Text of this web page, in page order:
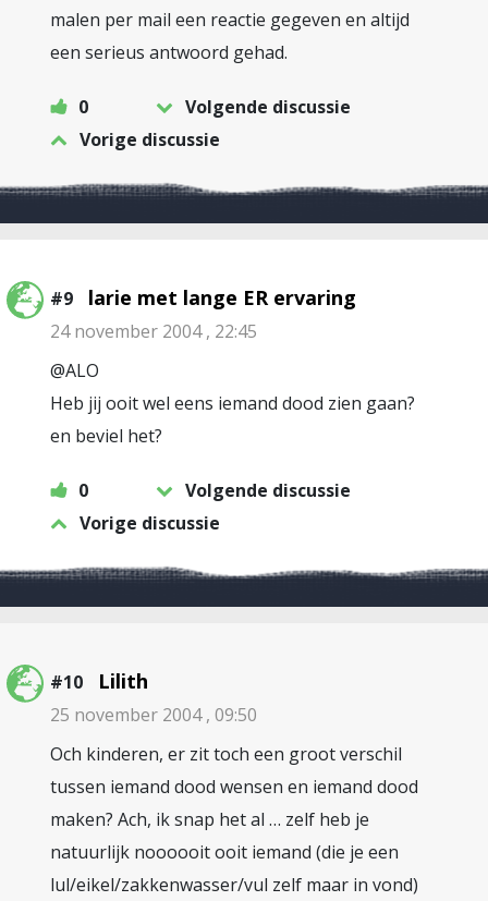
malen per mail een reactie gegeven en altijd
een serieus antwoord gehad.
0
Volgende discussie
Vorige discussie
#9 larie met lange ER ervaring
24 november 2004 , 22:45
@ALO
Heb jij ooit wel eens iemand dood zien gaan?
en beviel het?
0
Volgende discussie
Vorige discussie
#10 Lilith
25 november 2004 , 09:50
Och kinderen, er zit toch een groot verschil
tussen iemand dood wensen en iemand dood
maken? Ach, ik snap het al … zelf heb je
natuurlijk noooooit ooit iemand (die je een
lul/eikel/zakkenwasser/vul zelf maar in vond)